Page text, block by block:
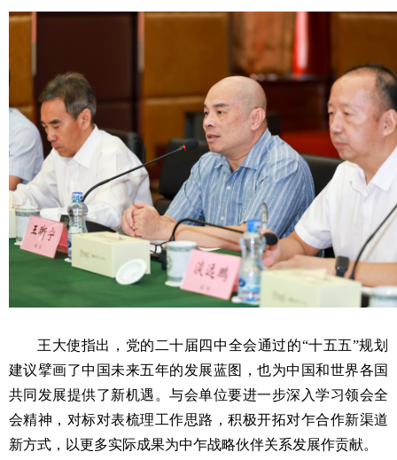
王大使指出，党的二十届四中全会通过的“十五五”规划
建议擘画了中国未来五年的发展蓝图，也为中国和世界各国
共同发展提供了新机遇。与会单位要进一步深入学习领会全
会精神，对标对表梳理工作思路，积极开拓对乍合作新渠道
新方式，以更多实际成果为中乍战略伙伴关系发展作贡献。